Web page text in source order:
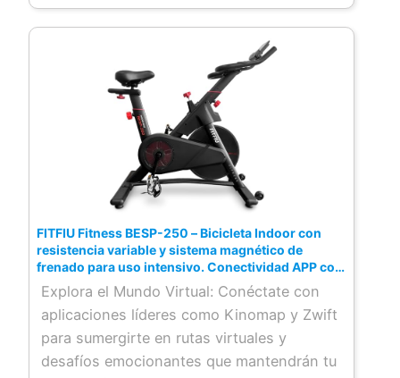
FITFIU Fitness BESP-250 – Bicicleta Indoor con
resistencia variable y sistema magnético de
frenado para uso intensivo. Conectividad APP con
Kinomap y Zwift y Peso máx. usuario 120kg
Explora el Mundo Virtual: Conéctate con
aplicaciones líderes como Kinomap y Zwift
para sumergirte en rutas virtuales y
desafíos emocionantes que mantendrán tu